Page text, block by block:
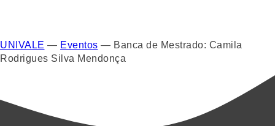
UNIVALE — Eventos — Banca de Mestrado: Camila
Rodrigues Silva Mendonça